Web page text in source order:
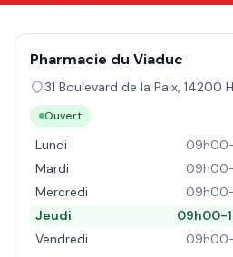
Pharmacie du Viaduc
31 Boulevard de la Paix, 14200
Ouvert
Lundi
Mardi
Mercredi
Jeudi
09h00-
Vendredi